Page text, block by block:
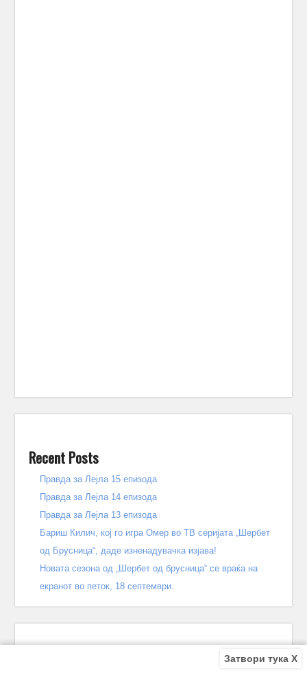
Recent Posts
Правда за Лејла 15 епизода
Правда за Лејла 14 епизода
Правда за Лејла 13 епизода
Бариш Килич, кој го игра Омер во ТВ серијата „Шербет
од Брусница“, даде изненадувачка изјава!
Новата сезона од „Шербет од брусница“ се враќа на
екранот во петок, 18 септември.
Затвори тука X